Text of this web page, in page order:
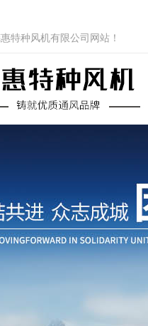
特种风机有限公司网站！